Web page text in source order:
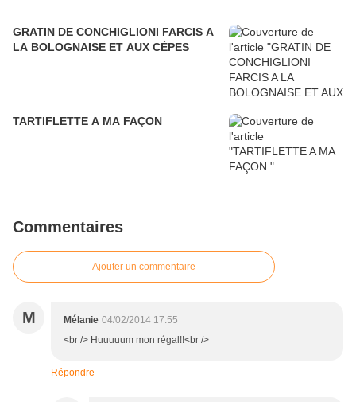
GRATIN DE CONCHIGLIONI FARCIS A
LA BOLOGNAISE ET AUX CÈPES
TARTIFLETTE A MA FAÇON
Commentaires
Ajouter un commentaire
M Mélanie 04/02/2014 17:55
<br /> Huuuuum mon régal!!<br />
Répondre